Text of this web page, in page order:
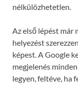
nélkülözhetetlen.
Az első lépést már
helyezést
képest. A Google
megjelenés
legyen, feltéve, ha